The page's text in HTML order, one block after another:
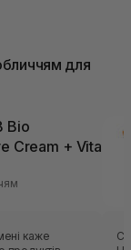
для
Bio
Cream + Vita
каже